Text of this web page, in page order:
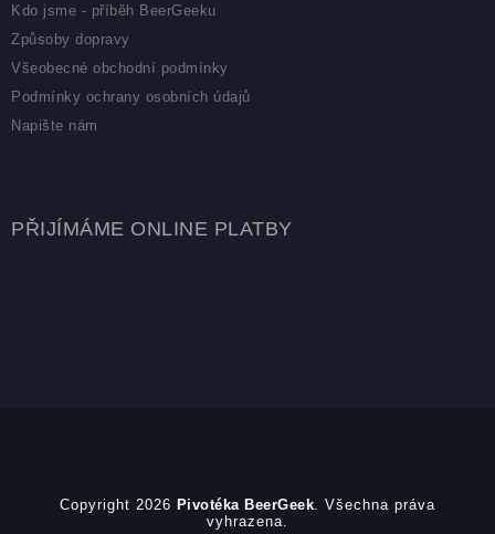
Kdo jsme - příběh BeerGeeku
Způsoby dopravy
Všeobecné obchodní podmínky
Podmínky ochrany osobních údajů
Napište nám
PŘIJÍMÁME ONLINE PLATBY
Copyright 2026 Pivotéka BeerGeek . Všechna práva
vyhrazena.